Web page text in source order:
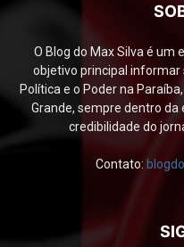
O Blog do Max Silva é um
objetivo principal informar
Política e o Poder na
Grande, sempre dentro
credibilidade do
Contato: